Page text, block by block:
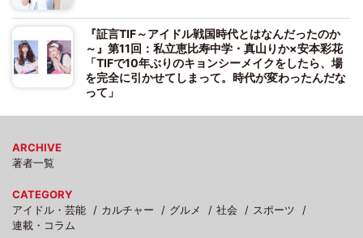
『証言TIF～アイドル戦国時代とはなんだったのか
～』第11回：私立恵比寿中学・真山りか×安本彩花
「TIFで10年ぶりのキョンシーメイクをしたら、場
を完全に引かせてしまって。時代が変わったんだな
って」
ARCHIVE
著者一覧
CATEGORY
アイドル・芸能
カルチャー グルメ 社会
スポーツ
連載・コラム